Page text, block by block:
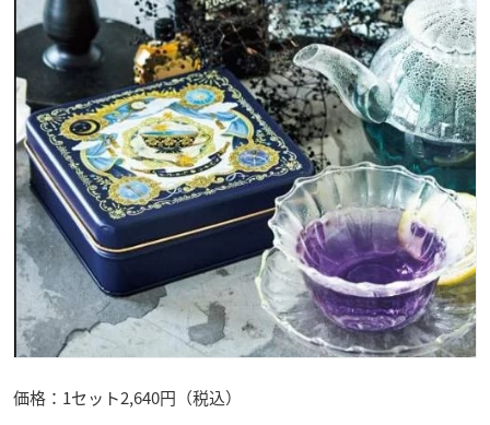
価格：1セット2,640円（税込）